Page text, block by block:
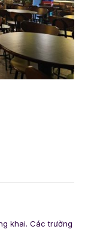
khai. Các trường